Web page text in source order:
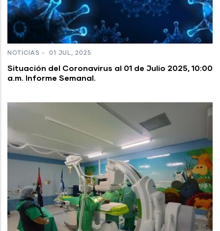
NOTICIAS - 01 JUL, 2025
Situación del Coronavirus al 01 de Julio 2025, 10:00
a.m. Informe Semanal.